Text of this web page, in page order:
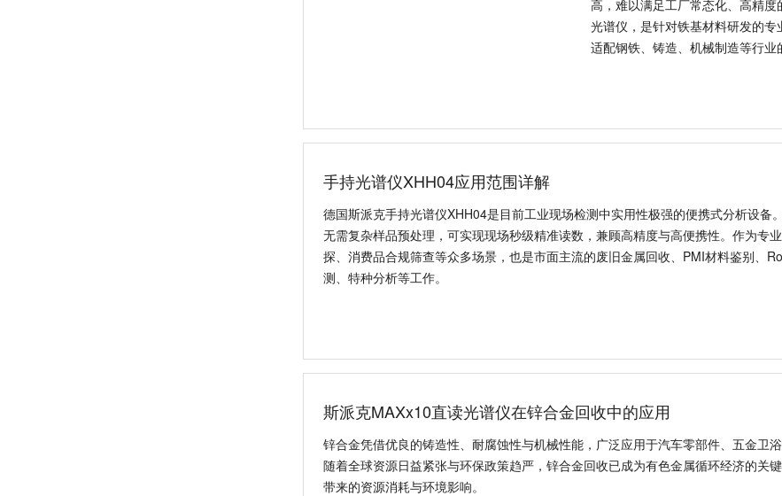
高，难以满足工厂常态化、高精
光谱仪，是针对铁基材料研发的
适配钢铁、铸造、机械制造等行
德国斯派克手持光谱仪XHH04是
克XHH04光谱仪依托先进的XRF
准读数，兼顾高精度与高便携性
锌合金凭借优良的铸造性、耐腐蚀性与机械性能，广泛应用于汽车零部件、五金卫
随着全球资源日益紧张与环保政策趋严，锌合金回收已成为有色金属循环经济的关